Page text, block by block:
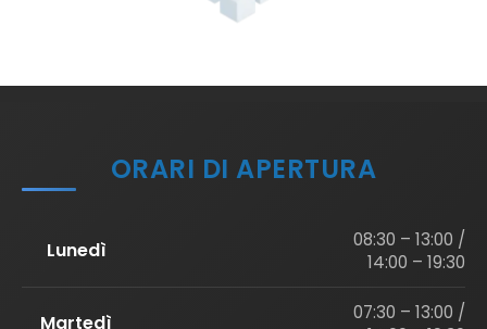
ORARI DI APERTURA
Lunedì
08:30 – 13:00 /
14:00 – 19:30
Martedì
07:30 – 13:00 /